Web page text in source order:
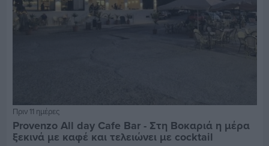
Πριν 11 ημέρες
Provenzo All day Cafe Bar - Στη Βοκαριά η μέρα
ξεκινά με καφέ και τελειώνει με cocktail